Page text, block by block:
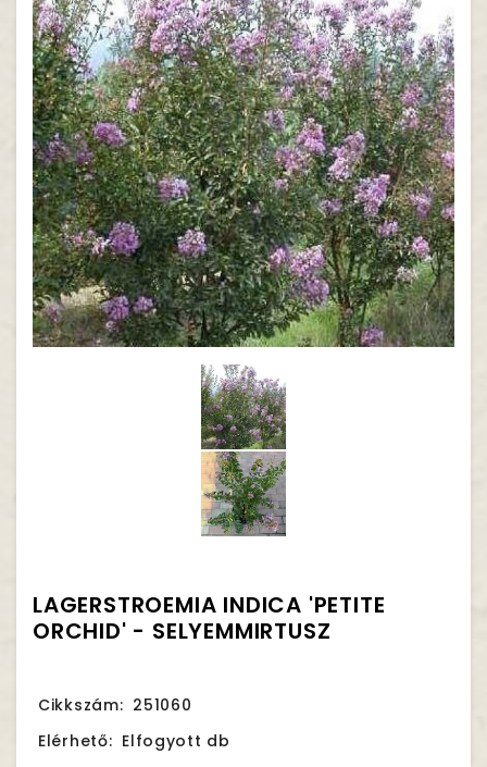
LAGERSTROEMIA INDICA 'PETITE
ORCHID' - SELYEMMIRTUSZ
Cikkszám: 251060
Elérhető: Elfogyott db